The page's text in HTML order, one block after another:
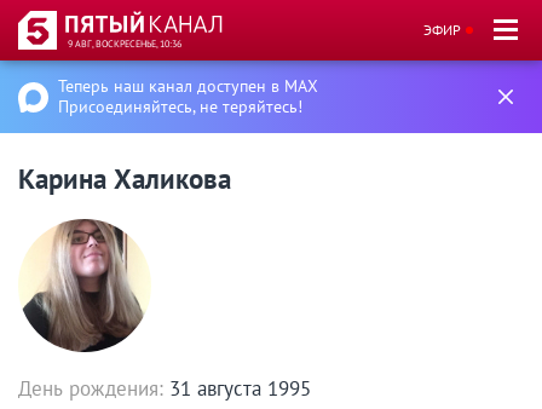
9 АВГ, ВОСКРЕСЕНЬЕ, 10:36
ЭФИР
Теперь наш канал доступен в MAX
Присоединяйтесь, не теряйтесь!
Карина Халикова
День рождения: 31 августа 1995